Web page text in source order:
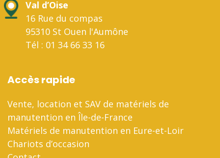
Val d’Oise
16 Rue du compas
95310 St Ouen l'Aumône
Tél : 01 34 66 33 16
Accès rapide
Vente, location et SAV de matériels de
manutention en Île-de-France
Matériels de manutention en Eure-et-Loir
Chariots d’occasion